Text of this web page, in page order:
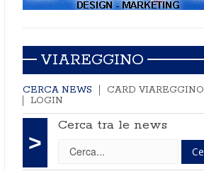
VIAREGGINO
CERCA NEWS
CARD VIAREGGINO
LOGIN
>
Cerca tra le news